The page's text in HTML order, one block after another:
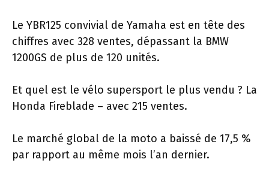
Le YBR125 convivial de Yamaha est en tête des
chiffres avec 328 ventes, dépassant la BMW
1200GS de plus de 120 unités.
Et quel est le vélo supersport le plus vendu ? La
Honda Fireblade – avec 215 ventes.
Le marché global de la moto a baissé de 17,5 %
par rapport au même mois l’an dernier.